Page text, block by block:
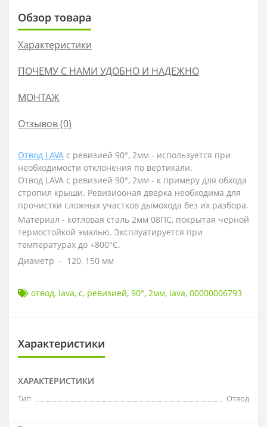
Обзор товара
Характеристики
ПОЧЕМУ С НАМИ УДОБНО И НАДЕЖНО
МОНТАЖ
Отзывов (0)
Отвод LAVA с ревизией 90°, 2мм - используется при
необходимости отклонения по вертикали.
Отвод LAVA с ревизией 90°, 2мм - к примеру для обхода
стропил крыши. Ревизиооная дверка необходима для
прочистки сложных участков дымохода без их разбора.
Материал - котловая сталь 2мм 08ПС, покрытая черной
термостойкой эмалью. Эксплуатируется при
температурах до +800°С.
Диаметр - 120, 150 мм
отвод, lava, с, ревизией, 90°, 2мм, lava, 00000006793
Характеристики
ХАРАКТЕРИСТИКИ
Тип Отвод